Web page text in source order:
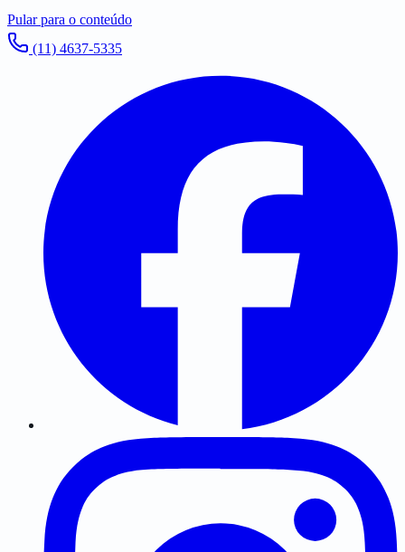
Pular para o conteúdo
(11) 4637-5335